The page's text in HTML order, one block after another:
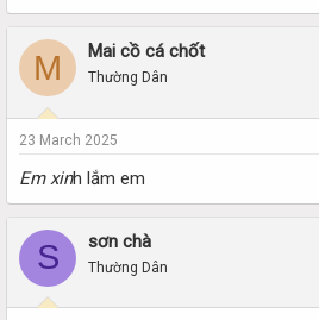
M Mai cồ cá chốt
Thường Dân
23 March 2025
Em xinh lắm em
S sơn chà
Thường Dân